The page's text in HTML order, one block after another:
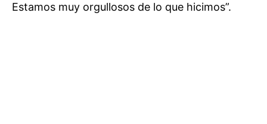
Estamos muy orgullosos de lo que hicimos”.